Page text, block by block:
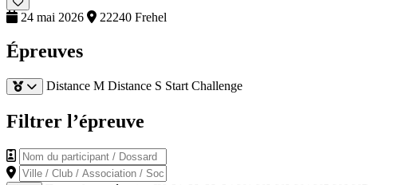
24 mai 2026 22240 Frehel
Épreuves
Distance M Distance S Start Challenge
Filtrer l’épreuve
Nom du participant / Dossard
Ville / Club / Association / Société